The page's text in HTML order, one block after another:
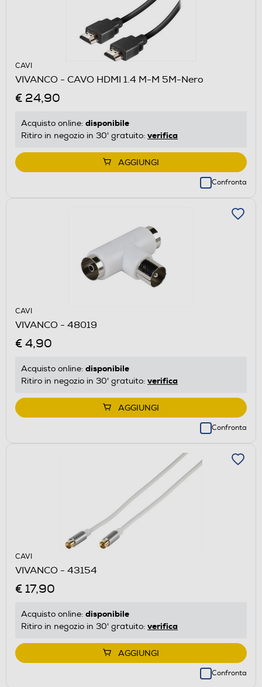
CAVI
VIVANCO - CAVO HDMI 1.4 M-M 5M-Nero
€ 24,90
Acquisto online: disponibile
Ritiro in negozio in 30' gratuito: verifica
AGGIUNGI
Confronta
CAVI
VIVANCO - 48019
€ 4,90
Acquisto online: disponibile
Ritiro in negozio in 30' gratuito: verifica
AGGIUNGI
Confronta
CAVI
VIVANCO - 43154
€ 17,90
Acquisto online: disponibile
Ritiro in negozio in 30' gratuito: verifica
AGGIUNGI
Confronta